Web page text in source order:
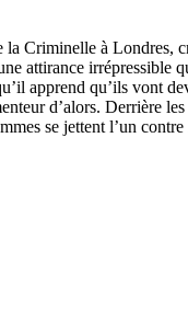
la Criminelle à
attirance irrépressible
apprend qu’ils vont
d’alors. Derrière
se jettent l’un contre